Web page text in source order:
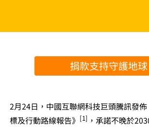
捐款支持守護地球
2月24日，中國互聯網科技巨頭騰訊發
標及行動路線報告》 [1] ，承諾不晚於